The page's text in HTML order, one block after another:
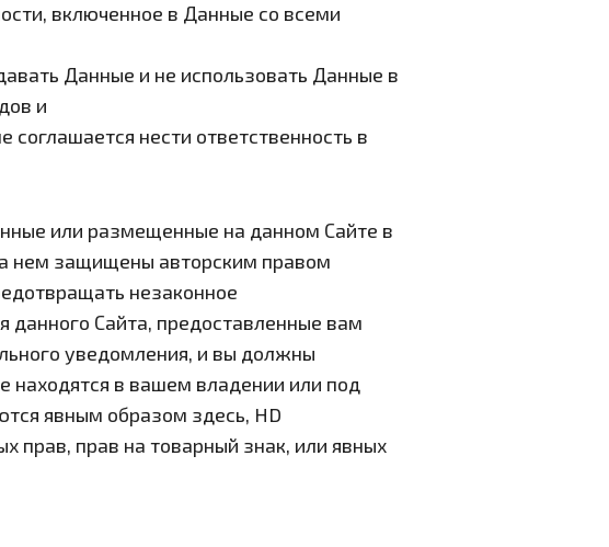
включенное в Данные со всеми
Данные и не использовать Данные в
и
соглашается нести ответственность в
или размещенные на данном Сайте в
нем защищены авторским правом
незаконное
данного Сайта, предоставленные вам
уведомления, и вы должны
находятся в вашем владении или под
явным образом здесь, HD
прав, прав на товарный знак, или явных